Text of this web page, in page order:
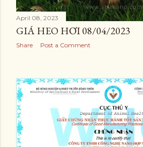
April 08, 2023
GIÁ HEO HƠI 08/04/2023
Share Post a Comment